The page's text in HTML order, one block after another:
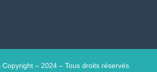
Copyright – 2024 – Tous droits réservés